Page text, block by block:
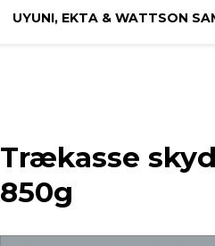
UYUNI, EKTA & WATTSON
Trækasse
850g